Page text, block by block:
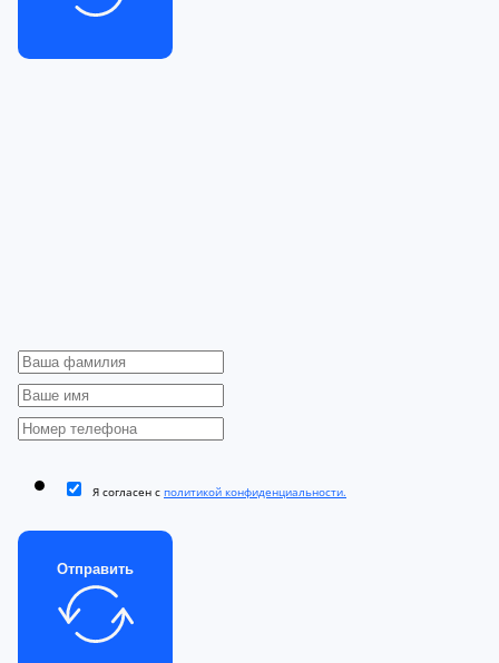
Я согласен с политикой конфиденциальности.
Отправить